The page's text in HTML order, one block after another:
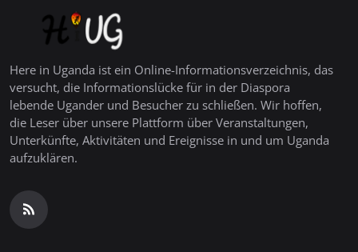
Here in Uganda ist ein Online-Informationsverzeichnis, das
versucht, die Informationslücke für in der Diaspora
lebende Ugander und Besucher zu schließen. Wir hoffen,
die Leser über unsere Plattform über Veranstaltungen,
Unterkünfte, Aktivitäten und Ereignisse in und um Uganda
aufzuklären.